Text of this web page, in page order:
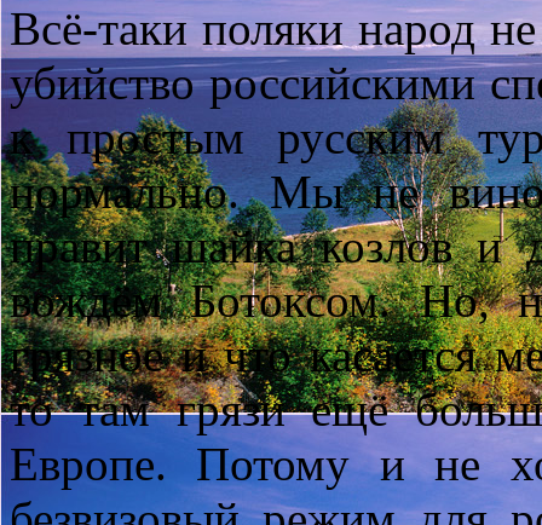
Всё-таки поляки народ
убийство российскими
к простым русским
нормально. Мы не
правит шайка козлов и
вождём Ботоксом. Но,
грязное и что касается
то там грязи ещё
Европе. Потому и не